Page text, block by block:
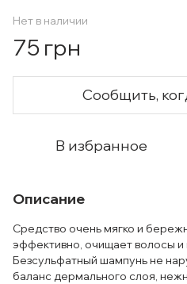
Нет в наличии
75 грн
Сообщить,
В избранное
Описание
Средство очень мягко и
эффективно, очищает волосы и
Безсульфатный шампунь не
баланс дермального слоя,